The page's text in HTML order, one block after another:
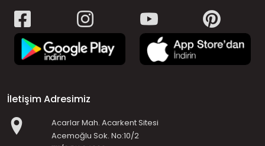
İletişim Adresimiz
Acarlar Mah. Acarkent Sitesi
Acemoğlu Sok. No:10/2